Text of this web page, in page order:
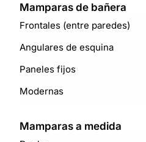
Mamparas de bañera
Frontales (entre paredes)
Angulares de esquina
Paneles fijos
Modernas
Mamparas a medida